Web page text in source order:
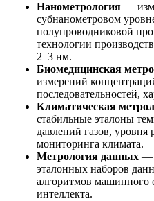
Нанометрология —
субнанометровом
полупроводниковой
технологии
2–3 нм.
Биомедицинская
измерений
последовательностей,
Климатическая
стабильные эталоны
давлений газов, уровня
мониторинга климата.
Метрология данных —
эталонных наборов
алгоритмов машинного
интеллекта.